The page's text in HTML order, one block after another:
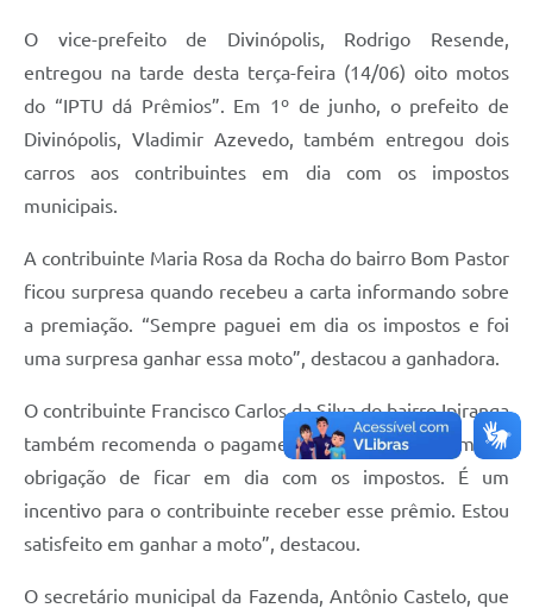
O vice-prefeito de Divinópolis, Rodrigo Resende,
entregou na tarde desta terça-feira (14/06) oito motos
do “IPTU dá Prêmios”. Em 1º de junho, o prefeito de
Divinópolis, Vladimir Azevedo, também entregou dois
carros aos contribuintes em dia com os impostos
municipais.
A contribuinte Maria Rosa da Rocha do bairro Bom Pastor
ficou surpresa quando recebeu a carta informando sobre
a premiação. “Sempre paguei em dia os impostos e foi
uma surpresa ganhar essa moto”, destacou a ganhadora.
O contribuinte Francisco Carlos da Silva do bairro Ipiranga
também recomenda o pagamento em dia. “Nós temos a
obrigação de ficar em dia com os impostos. É um
incentivo para o contribuinte receber esse prêmio. Estou
satisfeito em ganhar a moto”, destacou.
O secretário municipal da Fazenda, Antônio Castelo, que